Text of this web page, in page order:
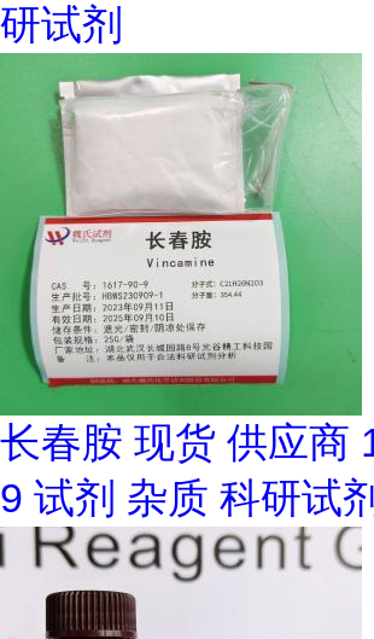
研试剂
长春胺 现货 供应商
9 试剂 杂质 科研试